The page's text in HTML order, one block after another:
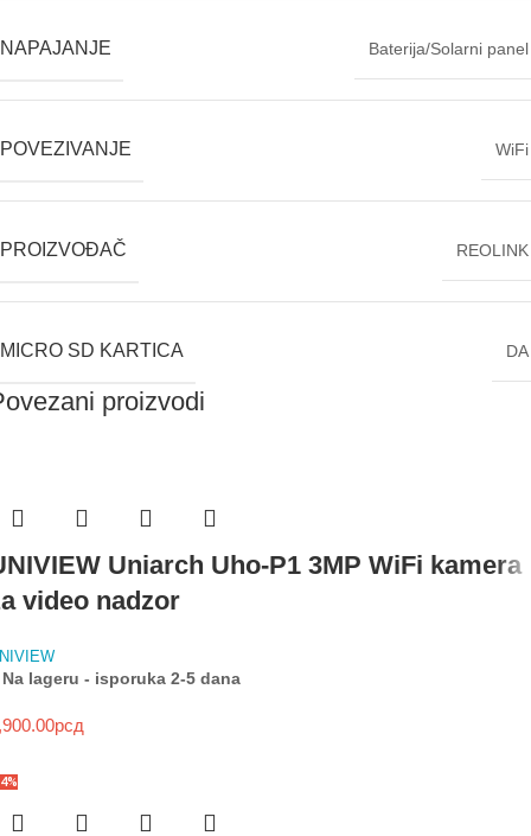
NAPAJANJE Baterija/Solarni panel
POVEZIVANJE WiFi
PROIZVOĐAČ REOLINK
MICRO SD KARTICA DA
proizvodi
Uniarch Uho-P1 3MP WiFi kamera
video nadzor
Na lageru - isporuka 2-5 dana
рсд